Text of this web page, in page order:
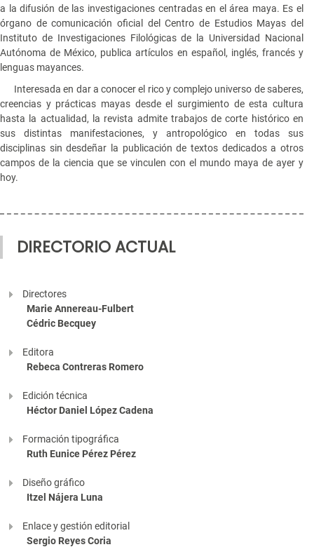
a la difusión de las investigaciones centradas en el área maya. Es el
órgano de comunicación oficial del Centro de Estudios Mayas del
Instituto de Investigaciones Filológicas de la Universidad Nacional
Autónoma de México, publica artículos en español, inglés, francés y
lenguas mayances.
Interesada en dar a conocer el rico y complejo universo de saberes,
creencias y prácticas mayas desde el surgimiento de esta cultura
hasta la actualidad, la revista admite trabajos de corte histórico en
sus distintas manifestaciones, y antropológico en todas sus
disciplinas sin desdeñar la publicación de textos dedicados a otros
campos de la ciencia que se vinculen con el mundo maya de ayer y
hoy.
DIRECTORIO ACTUAL
Directores
Marie Annereau-Fulbert
Cédric Becquey
Editora
Rebeca Contreras Romero
Edición técnica
Héctor Daniel López Cadena
Formación tipográfica
Ruth Eunice Pérez Pérez
Diseño gráfico
Itzel Nájera Luna
Enlace y gestión editorial
Sergio Reyes Coria